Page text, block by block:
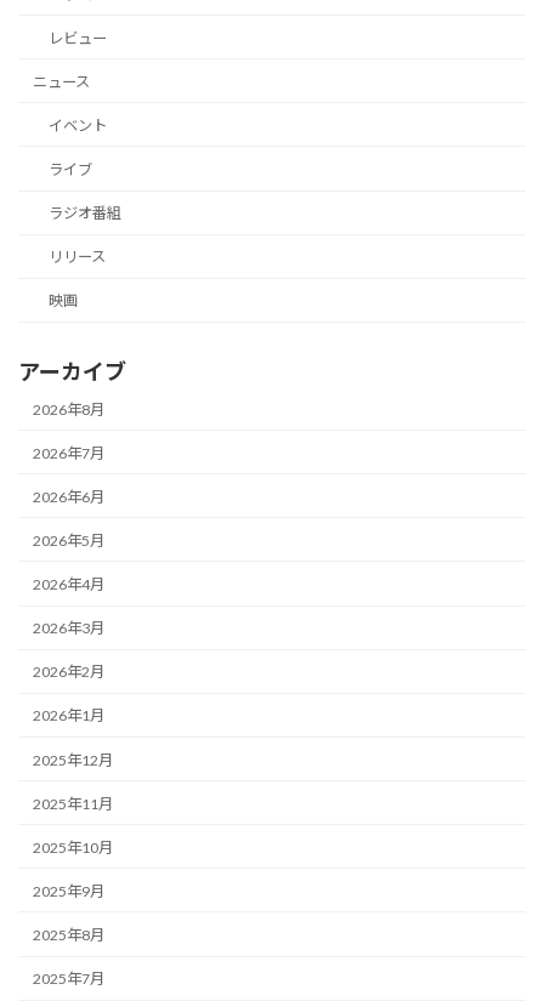
レビュー
ニュース
イベント
ライブ
ラジオ番組
リリース
映画
アーカイブ
2026年8月
2026年7月
2026年6月
2026年5月
2026年4月
2026年3月
2026年2月
2026年1月
2025年12月
2025年11月
2025年10月
2025年9月
2025年8月
2025年7月